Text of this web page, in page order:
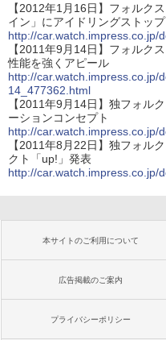
【2012年1月16日】フォルク
イン」にアイドリングストッ
http://car.watch.impress.co.jp/
【2011年9月14日】フォルク
性能を強くアピール
http://car.watch.impress.co.jp/
14_477362.html
【2011年9月14日】独フォル
ーションコンセプト
http://car.watch.impress.co.jp/
【2011年8月22日】独フォル
クト「up!」発表
http://car.watch.impress.co.jp/
本サイトのご利用について
広告掲載のご案内
プライバシーポリシー